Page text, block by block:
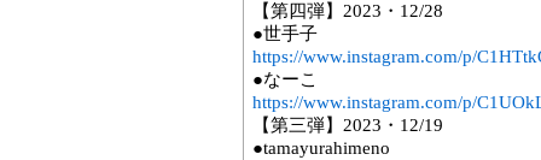
【第四弾】2023・12/28
●世手子
https://www.instagram.com/p/
●なーこ
https://www.instagram.com/p/
【第三弾】2023・12/19
●tamayurahimeno